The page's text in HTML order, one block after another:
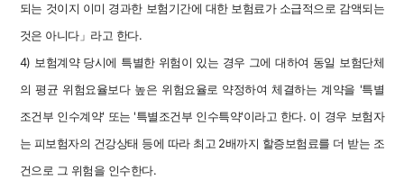
되는 것이지 이미 경과한 보험기간에 대한 보험료가 소급적으로 감액되는
것은 아니다」라고 한다.
4) 보험계약 당시에 특별한 위험이 있는 경우 그에 대하여 동일 보험단체
의 평균 위험요율보다 높은 위험요율로 약정하여 체결하는 계약을 '특별
조건부 인수계약' 또는 '특별조건부 인수특약'이라고 한다. 이 경우 보험자
는 피보험자의 건강상태 등에 따라 최고 2배까지 할증보험료를 더 받는 조
건으로 그 위험을 인수한다.